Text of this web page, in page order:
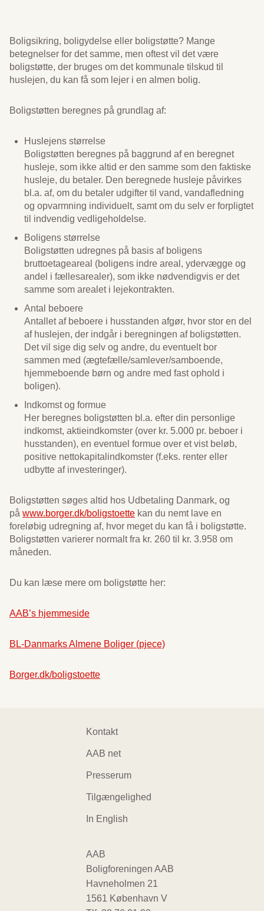
Boligsikring, boligydelse eller boligstøtte? Mange
betegnelser for det samme, men oftest vil det være
boligstøtte, der bruges om det kommunale tilskud til
huslejen, du kan få som lejer i en almen bolig.
Boligstøtten beregnes på grundlag af:
Huslejens størrelse
Boligstøtten beregnes på baggrund af en beregnet
husleje, som ikke altid er den samme som den faktiske
husleje, du betaler. Den beregnede husleje påvirkes
bl.a. af, om du betaler udgifter til vand, vandafledning
og opvarmning individuelt, samt om du selv er forpligtet
til indvendig vedligeholdelse.
Boligens størrelse
Boligstøtten udregnes på basis af boligens
bruttoetageareal (boligens indre areal, ydervægge og
andel i fællesarealer), som ikke nødvendigvis er det
samme som arealet i lejekontrakten.
Antal beboere
Antallet af beboere i husstanden afgør, hvor stor en del
af huslejen, der indgår i beregningen af boligstøtten.
Det vil sige dig selv og andre, du eventuelt bor
sammen med (ægtefælle/samlever/samboende,
hjemmeboende børn og andre med fast ophold i
boligen).
Indkomst og formue
Her beregnes boligstøtten bl.a. efter din personlige
indkomst, aktieindkomster (over kr. 5.000 pr. beboer i
husstanden), en eventuel formue over et vist beløb,
positive nettokapitalindkomster (f.eks. renter eller
udbytte af investeringer).
Boligstøtten søges altid hos Udbetaling Danmark, og
på www.borger.dk/boligstoette kan du nemt lave en
foreløbig udregning af, hvor meget du kan få i boligstøtte.
Boligstøtten varierer normalt fra kr. 260 til kr. 3.958 om
måneden.
Du kan læse mere om boligstøtte her:
AAB’s hjemmeside
BL-Danmarks Almene Boliger (pjece)
Borger.dk/boligstoette
Footer
navigation
Kontakt
AAB net
Presserum
Tilgængelighed
In English
AAB
Boligforeningen AAB
Havneholmen 21
1561 København V